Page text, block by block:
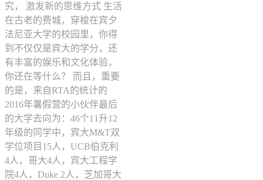
究， 激发新的思维方式 生活
在古老的费城，穿梭在宾夕
法尼亚大学的校园里，你得
到不仅仅是宾大的学分，还
有丰富的娱乐和文化体验，
你还在等什么？ 而且，重要
的是，来自RTA的统计的
2016年暑假营的小伙伴最后
的大学去向为：46个11升12
年级的同学中，宾大M&T双
学位项目15人，UCB伯克利
4人，哥大4人，宾大工程学
院4人，Duke 2人，芝加哥大